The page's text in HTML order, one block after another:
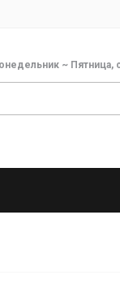
~ Пятница,